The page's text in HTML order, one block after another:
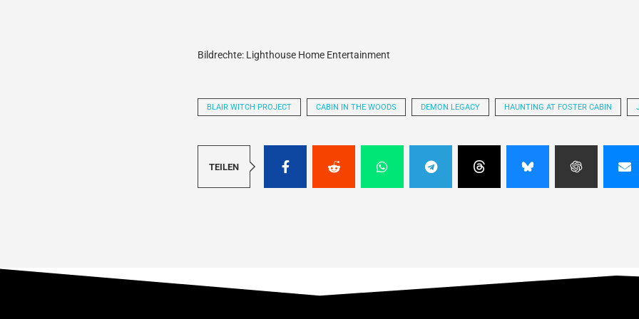
Bildrechte: Lighthouse Home Entertainment
BLAIR WITCH PROJECT CABIN IN THE WOODS DEMON LEGACY HAUNTING AT FOSTER CABIN
TEILEN